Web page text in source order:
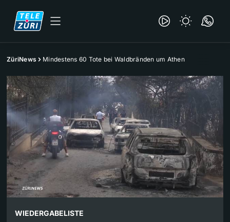
ZüriNews Mindestens 60 Tote bei Waldbränden um Athen
WIEDERGABELISTE